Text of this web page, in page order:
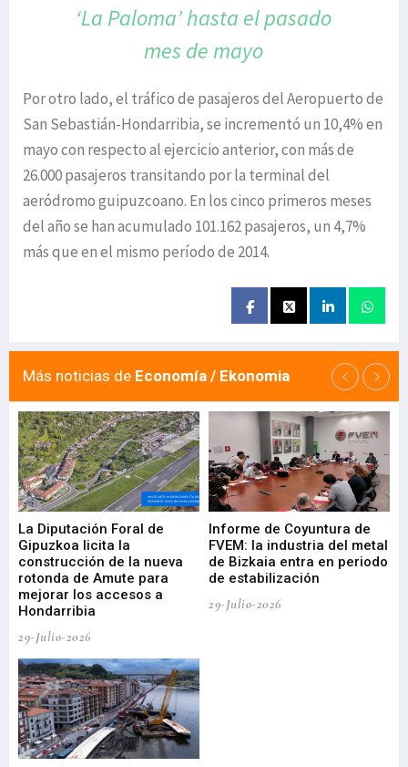
‘La Paloma’ hasta el pasado
mes de mayo
Por otro lado, el tráfico de pasajeros del Aeropuerto de
San Sebastián-Hondarribia, se incrementó un 10,4% en
mayo con respecto al ejercicio anterior, con más de
26.000 pasajeros transitando por la terminal del
aeródromo guipuzcoano. En los cinco primeros meses
del año se han acumulado 101.162 pasajeros, un 4,7%
más que en el mismo período de 2014.
Más noticias de Economía / Ekonomia
La Diputación Foral de
Gipuzkoa licita la
construcción de la nueva
rotonda de Amute para
mejorar los accesos a
Hondarribia
29-Julio-2026
Informe de Coyuntura de
FVEM: la industria del metal
de Bizkaia entra en periodo
de estabilización
29-Julio-2026